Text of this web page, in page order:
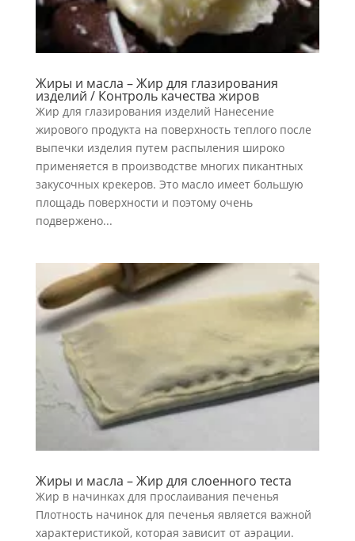
Жиры и масла – Жир для глазирования
изделий / Контроль качества жиров
Жир для глазирования изделий Нанесение
жирового продукта на поверхность теплого после
выпечки изделия пу­тем распыления широко
применяется в производстве многих пикантных
закусоч­ных крекеров. Это масло имеет большую
площадь поверхности и поэтому очень
подвержено...
Жиры и масла – Жир для слоенного теста
Жир в начинках для прослаивания печенья
Плотность начинок для печенья является важной
характеристикой, которая зависит от аэрации.